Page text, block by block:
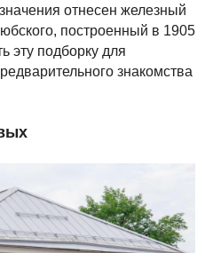
отнесен железный
построенный в 1905
эту подборку для
знакомства